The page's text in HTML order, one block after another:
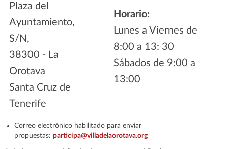
Plaza del
Ayuntamiento,
S/N,
38300 - La
Orotava
Santa Cruz de
Tenerife
Horario:
Lunes a Viernes de
8:00 a 13: 30
Sábados de 9:00 a
13:00
Correo electrónico habilitado para enviar
propuestas: participa@villadelaorotava.org